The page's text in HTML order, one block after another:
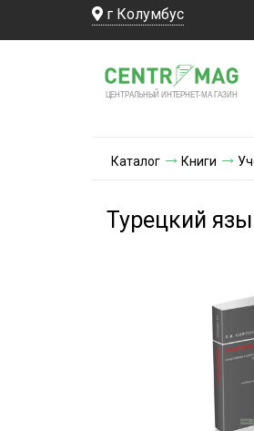
г Колумбус
ЦЕНТРАЛЬНЫЙ ИНТЕРНЕТ-МА ГАЗИН
Каталог Книги
Турецкий